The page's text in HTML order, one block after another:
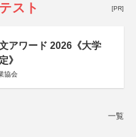
スト [PR]
アワード 2026《大学
》
協会
一覧